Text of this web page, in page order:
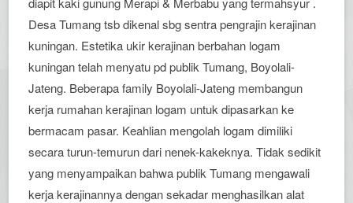
Desa Tumang tsb dikenal sbg sentra pengrajin kerajinan
kuningan. Estetika ukir kerajinan berbahan logam
kuningan telah menyatu pd publik Tumang, Boyolali-
Jateng. Beberapa family Boyolali-Jateng membangun
kerja rumahan kerajinan logam untuk dipasarkan ke
bermacam pasar. Keahlian mengolah logam dimiliki
secara turun-temurun dari nenek-kakeknya. Tidak sedikit
yang menyampaikan bahwa publik Tumang mengawali
kerja kerajinannya dengan sekadar menghasilkan alat